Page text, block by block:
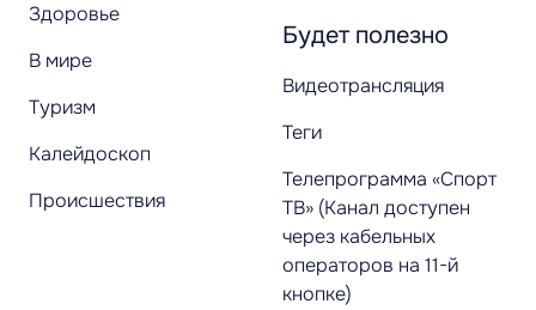
Здоровье
В мире
Туризм
Калейдоскоп
Происшествия
Будет полезно
Видеотрансляция
Теги
Телепрограмма «Спорт
ТВ» (Канал доступен
через кабельных
операторов на 11-й
кнопке)